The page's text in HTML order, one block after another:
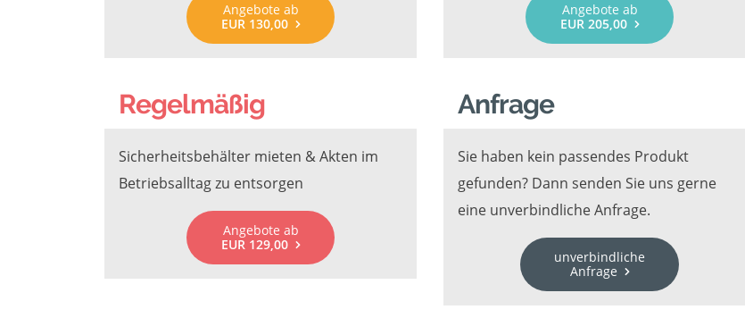
Angebote ab
EUR 130,00
Angebote ab
EUR 205,00
Regelmäßig
Sicherheitsbehälter mieten & Akten im
Betriebsalltag zu entsorgen
Angebote ab
EUR 129,00
Anfrage
Sie haben kein passendes Produkt
gefunden? Dann senden Sie uns gerne
eine unverbindliche Anfrage.
unverbindliche
Anfrage